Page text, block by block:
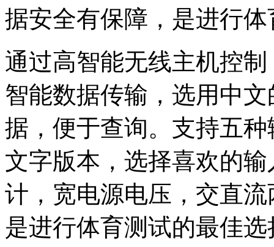
据安全有保障，是进行
通过高智能无线主机控
智能数据传输，选用中
据，便于查询。支持五
文字版本，选择喜欢的
计，宽电源电压，交直
是进行体育测试的最佳选